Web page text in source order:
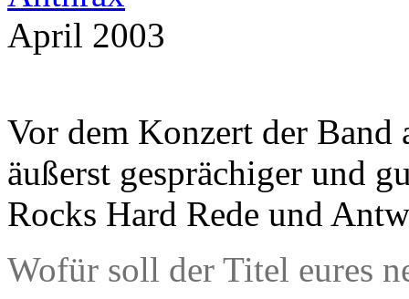
April 2003
Vor dem Konzert der
äußerst gesprächiger und
Rocks Hard Rede und
Wofür soll der Titel eures